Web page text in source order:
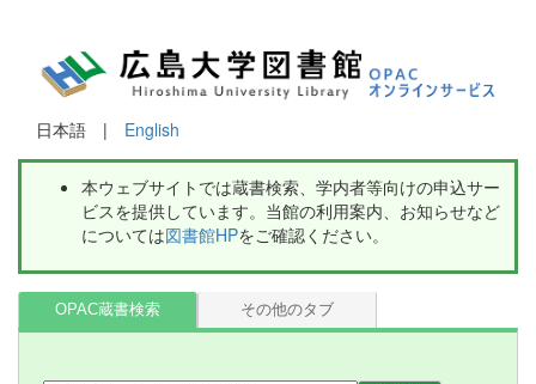
日本語 | English
本ウェブサイトでは蔵書検索、学内者等向けの申込サー
ビスを提供しています。当館の利用案内、お知らせなど
については図書館HPをご確認ください。
OPAC蔵書検索 その他のタブ